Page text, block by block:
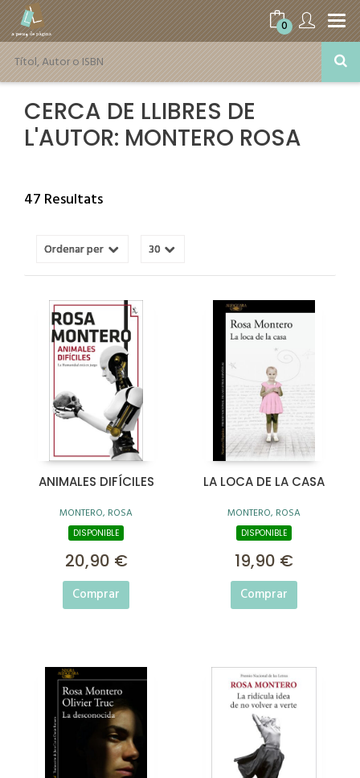
0
CERCA DE LLIBRES DE
L'AUTOR: MONTERO ROSA
47 Resultats
ANIMALES DIFÍCILES
MONTERO, ROSA
DISPONIBLE
20,90 €
Comprar
LA LOCA DE LA CASA
MONTERO, ROSA
DISPONIBLE
19,90 €
Comprar